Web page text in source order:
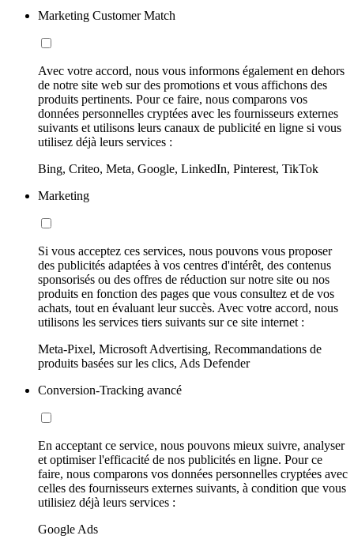
Marketing Customer Match
Avec votre accord, nous vous informons également en dehors
de notre site web sur des promotions et vous affichons des
produits pertinents. Pour ce faire, nous comparons vos
données personnelles cryptées avec les fournisseurs externes
suivants et utilisons leurs canaux de publicité en ligne si vous
utilisez déjà leurs services :
Bing, Criteo, Meta, Google, LinkedIn, Pinterest, TikTok
Marketing
Si vous acceptez ces services, nous pouvons vous proposer
des publicités adaptées à vos centres d'intérêt, des contenus
sponsorisés ou des offres de réduction sur notre site ou nos
produits en fonction des pages que vous consultez et de vos
achats, tout en évaluant leur succès. Avec votre accord, nous
utilisons les services tiers suivants sur ce site internet :
Meta-Pixel, Microsoft Advertising, Recommandations de
produits basées sur les clics, Ads Defender
Conversion-Tracking avancé
En acceptant ce service, nous pouvons mieux suivre, analyser
et optimiser l'efficacité de nos publicités en ligne. Pour ce
faire, nous comparons vos données personnelles cryptées avec
celles des fournisseurs externes suivants, à condition que vous
utilisiez déjà leurs services :
Google Ads